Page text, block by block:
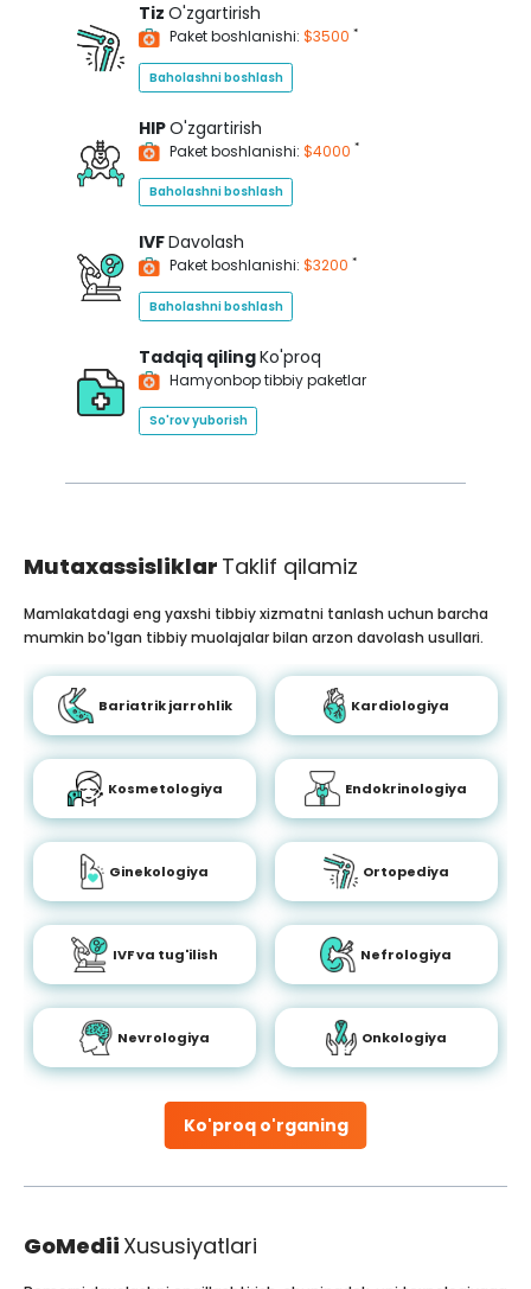
Tiz O'zgartirish
Paket boshlanishi: $3500 *
Baholashni boshlash
HIPO'zgartirish
Paket boshlanishi: $4000 *
Baholashni boshlash
IVFDavolash
Paket boshlanishi: $3200 *
Baholashni boshlash
Tadqiq qilingKo'proq
Hamyonbop tibbiy paketlar
So'rov yuborish
Mutaxassisliklar Taklif qilamiz
Ko'proq o'rganing
Mamlakatdagi eng yaxshi tibbiy xizmatni tanlash uchun barcha
mumkin bo'lgan tibbiy muolajalar bilan arzon davolash usullari.
Bariatrik jarrohlik Kardiologiya
Kosmetologiya Endokrinologiya
Ginekologiya Ortopediya
IVF va tug'ilish Nefrologiya
Nevrologiya Onkologiya
GoMedii Xususiyatlari